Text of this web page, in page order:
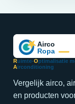
Ruimte-Optimalisatie
Airconditioning
Vergelijk airco,
en producten